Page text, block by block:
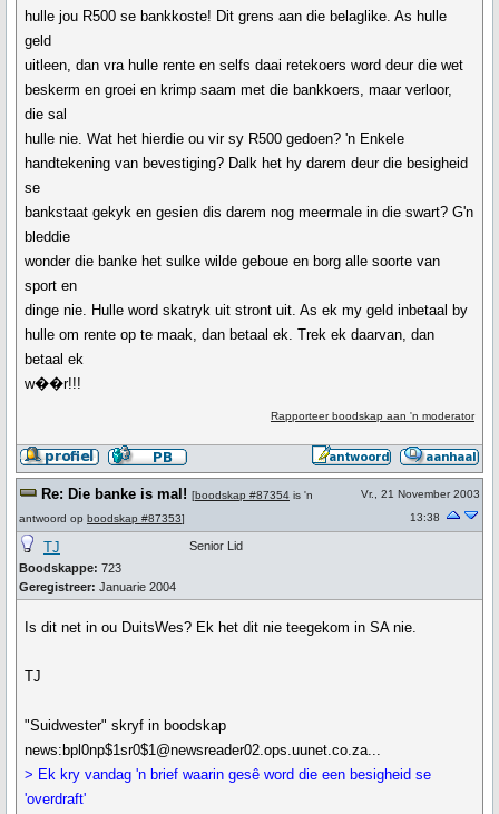
hulle jou R500 se bankkoste! Dit grens aan die belaglike. As hulle
geld
uitleen, dan vra hulle rente en selfs daai retekoers word deur die wet
beskerm en groei en krimp saam met die bankkoers, maar verloor,
die sal
hulle nie. Wat het hierdie ou vir sy R500 gedoen? 'n Enkele
handtekening van bevestiging? Dalk het hy darem deur die besigheid
se
bankstaat gekyk en gesien dis darem nog meermale in die swart? G'n
bleddie
wonder die banke het sulke wilde geboue en borg alle soorte van
sport en
dinge nie. Hulle word skatryk uit stront uit. As ek my geld inbetaal by
hulle om rente op te maak, dan betaal ek. Trek ek daarvan, dan
betaal ek
w��r!!!
Rapporteer boodskap aan 'n moderator
Re: Die banke is mal! [boodskap #87354 is 'n
antwoord op boodskap #87353]
Vr., 21 November 2003
13:38
TJ
Boodskappe: 723
Geregistreer: Januarie 2004
Senior Lid
Is dit net in ou DuitsWes? Ek het dit nie teegekom in SA nie.
TJ
"Suidwester" skryf in boodskap
news:bpl0np$1sr0$1@newsreader02.ops.uunet.co.za...
> Ek kry vandag 'n brief waarin gesê word die een besigheid se
'overdraft'